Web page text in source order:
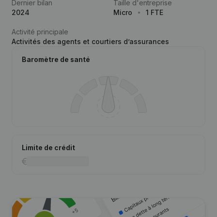
Dernier bilan
2024
Taille d'entreprise
Micro
1 FTE
Activité principale
Activités des agents et courtiers d’assurances
Baromètre de santé
Limite de crédit